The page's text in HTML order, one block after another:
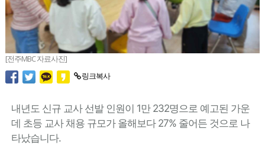
[전주MBC 자료사진]
링크복사
내년도 신규 교사 선발 인원이 1만 232명으로 예고된 가운
데 초등 교사 채용 규모가 올해보다 27% 줄어든 것으로 나
타났습니다.